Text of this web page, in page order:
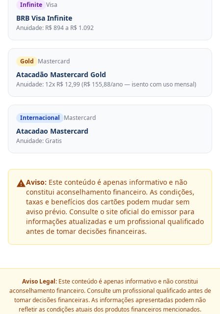
Infinite Visa
BRB Visa Infinite
Anuidade: R$ 894 a R$ 1.092
Gold Mastercard
Atacadão Mastercard Gold
Anuidade: 12x R$ 12,99 (R$ 155,88/ano — isento com uso mensal)
Internacional Mastercard
Atacadao Mastercard
Anuidade: Gratis
Aviso: Este conteúdo é apenas informativo e não
constitui aconselhamento financeiro. As condições,
taxas e benefícios dos cartões podem mudar sem
aviso prévio. Consulte o site oficial do emissor para
informações atualizadas e um profissional qualificado
antes de tomar decisões financeiras.
Aviso Legal: Este conteúdo é apenas informativo e não constitui
aconselhamento financeiro. Consulte um profissional qualificado antes de
tomar decisões financeiras. As informações apresentadas podem não
refletir as condições atuais dos produtos financeiros mencionados.